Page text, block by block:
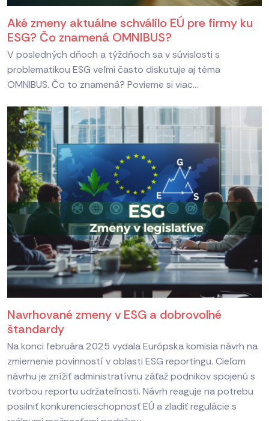
Aké zmeny aktuálne schválilo EÚ pre firmy ku
ESG? Čo znamená OMNIBUS?
V posledných dňoch a týždňoch sa v súvislosti s
problematikou ESG veľmi často diskutuje aj téma
OMNIBUS. Čo to znamená? Povieme si viac...
Navrhované zmeny v ESG a dobrovoľné
štandardy
Na konci februára 2025 vydala Európska komisia návrh na
zmiernenie povinností v oblasti ESG reportingu. Cieľom
návrhu je znížiť administratívnu záťaž podnikov spojenú s
tvorbou reportu udržateľnosti. Návrh reaguje na potrebu
posilniť konkurencieschopnosť EÚ a zladiť regulácie s